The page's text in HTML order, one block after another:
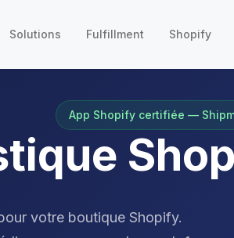
Solutions Fulfillment Shopify
App Shopify certifiée —
votre boutique Shopify.